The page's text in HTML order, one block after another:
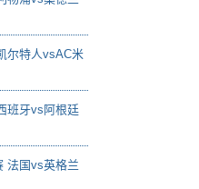
尔特人vsAC米
班牙vs阿根廷
法国vs英格兰